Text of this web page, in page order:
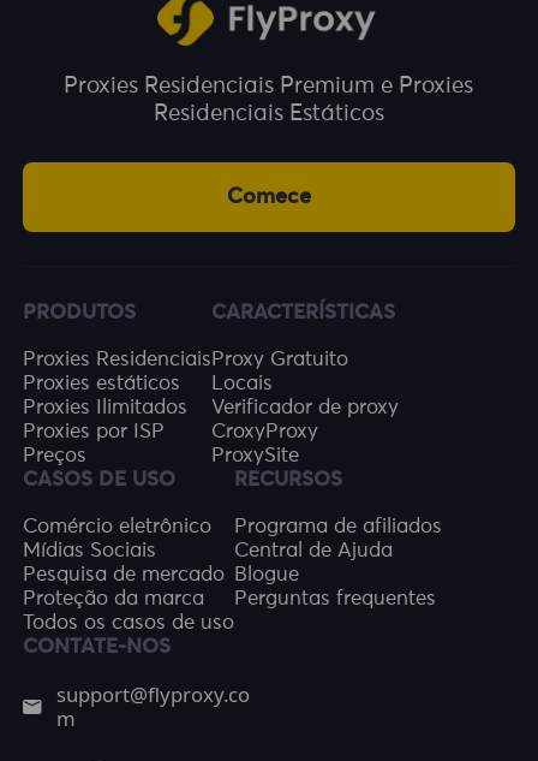
Proxies Residenciais Premium e Proxies
Residenciais Estáticos
Comece
PRODUTOS
Proxies Residenciais
Proxies estáticos
Proxies Ilimitados
Proxies por ISP
Preços
CARACTERÍSTICAS
Proxy Gratuito
Locais
Verificador de proxy
CroxyProxy
ProxySite
CASOS DE USO
Comércio eletrônico
Mídias Sociais
Pesquisa de mercado
Proteção da marca
Todos os casos de uso
RECURSOS
Programa de afiliados
Central de Ajuda
Blogue
Perguntas frequentes
CONTATE-NOS
support@flyproxy.co
m